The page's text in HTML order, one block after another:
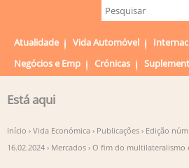
Atualidade Vida Automóvel
Negócios e Emp
Crónicas
Está aqui
Início › Vida Económica › Publicações › Edição
16.02.2024 › Mercados › O fim do multilateralismo